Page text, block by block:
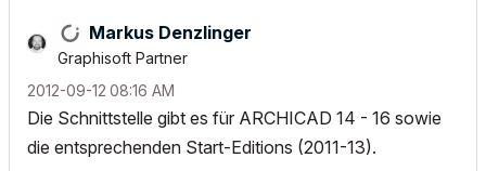
Markus Denzlinger
Graphisoft Partner
‎2012-09-12 08:16 AM
Die Schnittstelle gibt es für ARCHICAD 14 - 16 sowie
die entsprechenden Start-Editions (2011-13).